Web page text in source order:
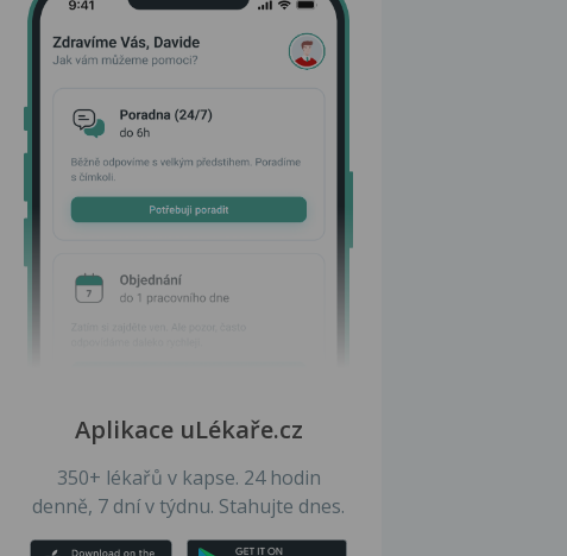
Aplikace uLékaře.cz
350+ lékařů v kapse. 24 hodin
denně, 7 dní v týdnu. Stahujte dnes.